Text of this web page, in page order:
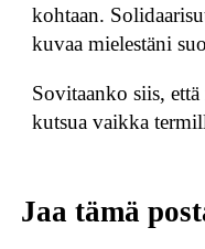
kohtaan.
kuvaa mielestäni
Sovitaanko siis,
kutsua vaikka
Jaa tämä